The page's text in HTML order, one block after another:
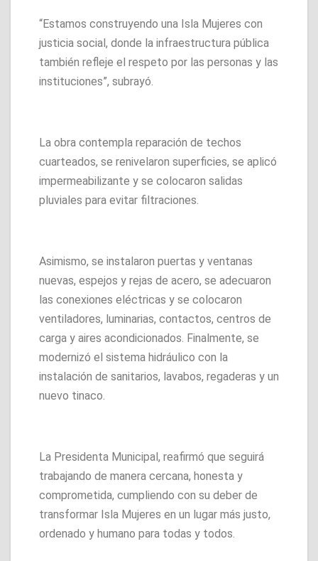
“Estamos construyendo una Isla Mujeres con
justicia social, donde la infraestructura pública
también refleje el respeto por las personas y las
instituciones”, subrayó.
La obra contempla reparación de techos
cuarteados, se renivelaron superficies, se aplicó
impermeabilizante y se colocaron salidas
pluviales para evitar filtraciones.
Asimismo, se instalaron puertas y ventanas
nuevas, espejos y rejas de acero, se adecuaron
las conexiones eléctricas y se colocaron
ventiladores, luminarias, contactos, centros de
carga y aires acondicionados. Finalmente, se
modernizó el sistema hidráulico con la
instalación de sanitarios, lavabos, regaderas y un
nuevo tinaco.
La Presidenta Municipal, reafirmó que seguirá
trabajando de manera cercana, honesta y
comprometida, cumpliendo con su deber de
transformar Isla Mujeres en un lugar más justo,
ordenado y humano para todas y todos.